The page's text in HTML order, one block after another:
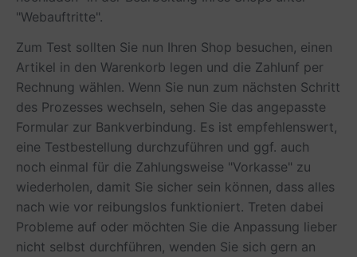
"Webauftritte".
Zum Test sollten Sie nun Ihren Shop besuchen, einen
Artikel in den Warenkorb legen und die Zahlunf per
Rechnung wählen. Wenn Sie nun zum nächsten Schritt
des Prozesses wechseln, sehen Sie das angepasste
Formular zur Bankverbindung. Es ist empfehlenswert,
eine Testbestellung durchzuführen und ggf. auch
noch einmal für die Zahlungsweise "Vorkasse" zu
wiederholen, damit Sie sicher sein können, dass alles
nach wie vor reibungslos funktioniert. Treten dabei
Probleme auf oder möchten Sie die Anpassung lieber
nicht selbst durchführen, wenden Sie sich gern an